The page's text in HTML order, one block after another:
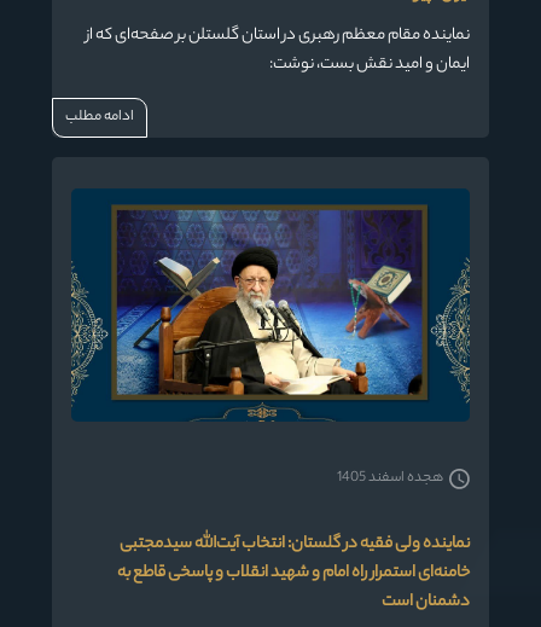
نماینده مقام معظم رهبری در استان گلستلن بر صفحه‌ای که از
ایمان و امید نقش بست، نوشت:
ادامه مطلب
نماینده ولی فقیه در گلستان: انتخاب آیت‌الله سیدمجتبی
خامنه‌ای استمرار راه امام و شهید انقلاب و پاسخی قاطع به
دشمنان است
هجده اسفند 1405